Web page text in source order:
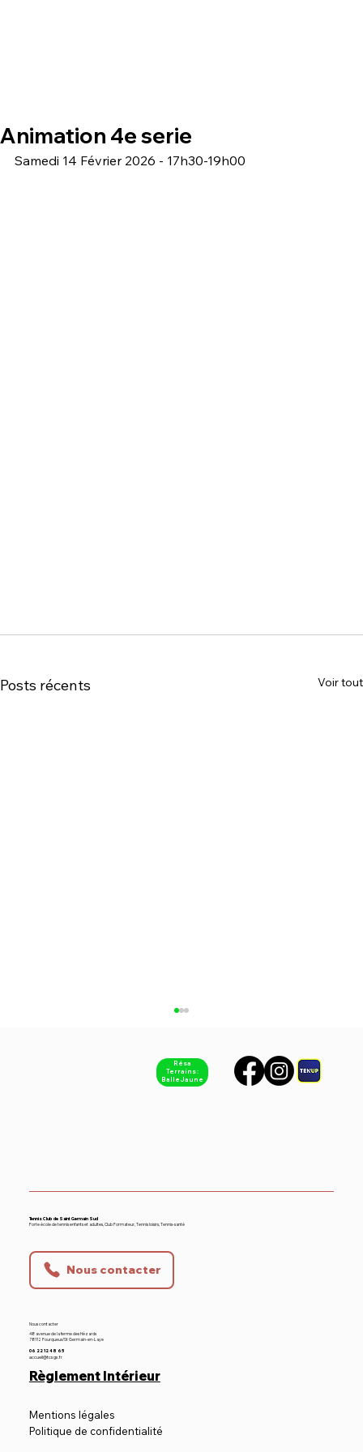
Animation 4e serie
Samedi 14 Février 2026 - 17h30-19h00
Posts récents Voir tout
Championnat de France - TC SGS -
Résa
Terrains :
Balle Jaune
Tennis Club de Saint Germain Sud
Forte école de tennis enfants et adultes, Club Formateur, Tennis loisirs, Tennis-santé
Nous contacter
Nous contacter
48 avenue de la ferme des Hézards
78112 Fourqueux/St Germain-en-Laye
06 22 12 48 65
accueil@tcsgs.fr
Règlement Intérieur
Mentions légales
Politique de confidentialité